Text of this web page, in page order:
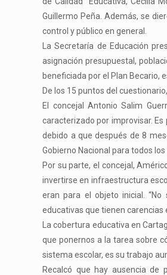
Guillermo Peña. Además, se
control y público en general.
La Secretaría de Educación
asignación presupuestal,
beneficiada por el Plan Becario,
De los 15 puntos del
El concejal Antonio Salim
caracterizado por improvisar.
debido a que después de 8
Gobierno Nacional para todos
Por su parte, el concejal,
invertirse en infraestructura
eran para el objeto inicial.
educativas que tienen carencias
La cobertura educativa en
que ponernos a la tarea sobre
sistema escolar, es su trabajo
Recalcó que hay ausencia de